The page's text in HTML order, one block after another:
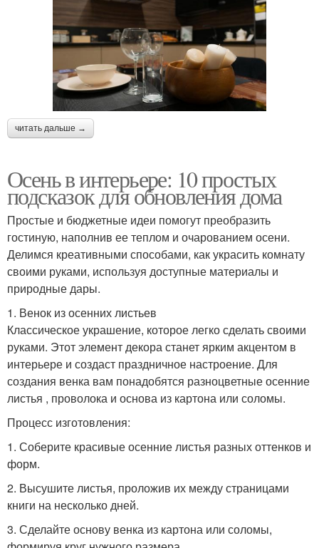
читать дальше →
Осень в интерьере: 10 простых
подсказок для обновления дома
Простые и бюджетные идеи помогут преобразить
гостиную, наполнив ее теплом и очарованием осени.
Делимся креативными способами, как украсить комнату
своими руками, используя доступные материалы и
природные дары.
1. Венок из осенних листьев
Классическое украшение, которое легко сделать своими
руками. Этот элемент декора станет ярким акцентом в
интерьере и создаст праздничное настроение. Для
создания венка вам понадобятся разноцветные осенние
листья , проволока и основа из картона или соломы.
Процесс изготовления:
1. Соберите красивые осенние листья разных оттенков и
форм.
2. Высушите листья, проложив их между страницами
книги на несколько дней.
3. Сделайте основу венка из картона или соломы,